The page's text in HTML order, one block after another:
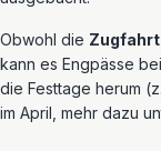
Obwohl die
kann es Engpässe
die Festtage herum
im April, mehr dazu